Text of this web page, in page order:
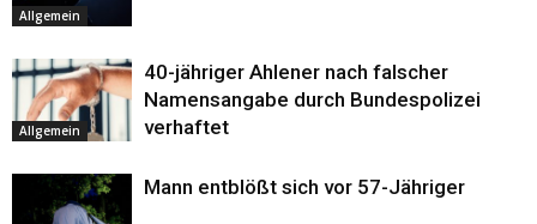
Allgemein
Allgemein
40-jähriger Ahlener nach falscher
Namensangabe durch Bundespolizei
verhaftet
Mann entblößt sich vor 57-Jähriger